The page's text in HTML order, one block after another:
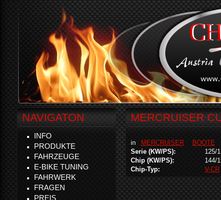
MERCRUISER
in MERCRUISER
BOOTE
Serie (KW/PS):
125/
Chip (KW/PS):
144/
Chip-Typ:
V-CR
NAVIGATON
INFO
PRODUKTE
FAHRZEUGE
E-BIKE TUNING
FAHRWERK
FRAGEN
PREIS